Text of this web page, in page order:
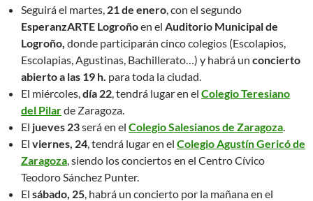
Seguirá el martes, 21 de enero , con el segundo
EsperanzARTE Logroñoen el Auditorio Municipal de
Logroño, donde participarán cinco colegios (Escolapios,
Escolapias, Agustinas, Bachillerato…) y habrá un concierto
abierto a las 19 h. para toda la ciudad.
El miércoles, día 22 , tendrá lugar en el Colegio Teresiano
del Pilarde Zaragoza.
El jueves 23será en el Colegio Salesianos de Zaragoza
El viernes, 24 , tendrá lugar en el Colegio Agustín Gericó de
Zaragoza , siendo los conciertos en el Centro Cívico
Teodoro Sánchez Punter.
El sábado, 25 , habrá un concierto por la mañana en el